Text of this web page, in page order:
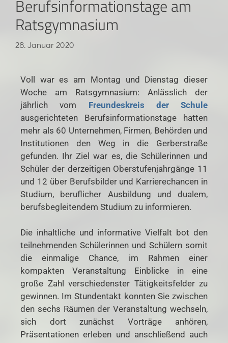
Berufsinformationstage am
Ratsgymnasium
28. Januar 2020
Voll war es am Montag und Dienstag dieser
Woche am Ratsgymnasium: Anlässlich der
jährlich vom Freundeskreis der Schule
ausgerichteten Berufsinformationstage hatten
mehr als 60 Unternehmen, Firmen, Behörden und
Institutionen den Weg in die Gerberstraße
gefunden. Ihr Ziel war es, die Schülerinnen und
Schüler der derzeitigen Oberstufenjahrgänge 11
und 12 über Berufsbilder und Karrierechancen in
Studium, beruflicher Ausbildung und dualem,
berufsbegleitendem Studium zu informieren.
Die inhaltliche und informative Vielfalt bot den
teilnehmenden Schülerinnen und Schülern somit
die einmalige Chance, im Rahmen einer
kompakten Veranstaltung Einblicke in eine
große Zahl verschiedenster Tätigkeitsfelder zu
gewinnen. Im Stundentakt konnten Sie zwischen
den sechs Räumen der Veranstaltung wechseln,
sich dort zunächst Vorträge anhören,
Präsentationen erleben und anschließend auch